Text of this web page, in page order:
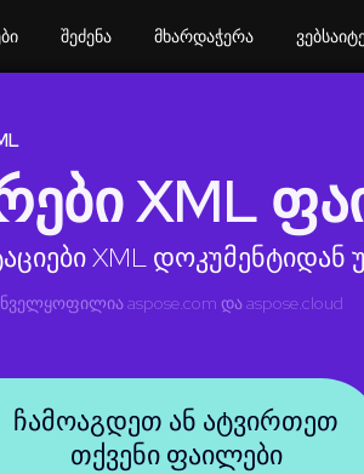
შეძენა მხარდაჭერა
XML
XML დოკუმენტიდან
aspose.com დაaspose.cloud
ჩამოაგდეთ ან ატვირთეთ
თქვენი ფაილები